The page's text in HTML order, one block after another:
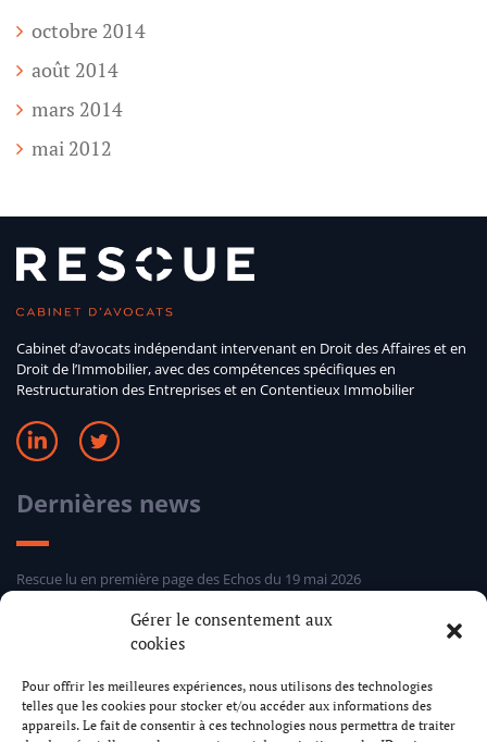
Gérer le consentement aux
cookies
Pour offrir les meilleures expériences, nous utilisons des technologies
telles que les cookies pour stocker et/ou accéder aux informations des
appareils. Le fait de consentir à ces technologies nous permettra de traiter
octobre 2014
août 2014
mars 2014
mai 2012
Cabinet d’avocats indépendant intervenant en Droit des Affaires et en
Droit de l’Immobilier, avec des compétences spécifiques en
Restructuration des Entreprises et en Contentieux Immobilier
Dernières news
Rescue lu en première page des Echos du 19 mai 2026
Sélection hebdomadaire Rescue d’Entreprises Distress 24 mars 2026
Sélection hebdomadaire Rescue d’Entreprises Distress 5 mars 2026
Cabinet Rescue